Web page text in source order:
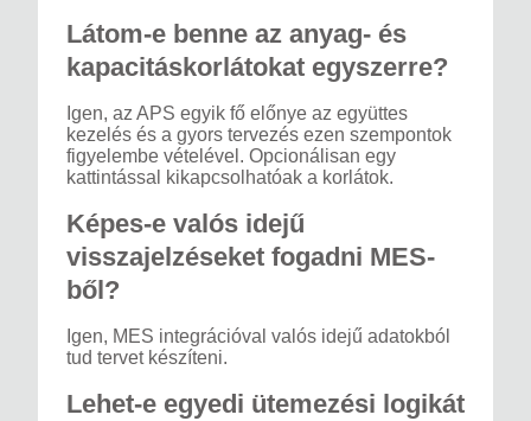
Látom-e benne az anyag- és
kapacitáskorlátokat egyszerre?
Igen, az APS egyik fő előnye az együttes
kezelés és a gyors tervezés ezen szempontok
figyelembe vételével. Opcionálisan egy
kattintással kikapcsolhatóak a korlátok.
Képes-e valós idejű
visszajelzéseket fogadni MES-
ből?
Igen, MES integrációval valós idejű adatokból
tud tervet készíteni.
Lehet-e egyedi ütemezési logikát